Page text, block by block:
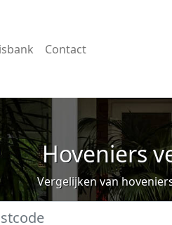
Contact
Hoveniers
Vergelijken van